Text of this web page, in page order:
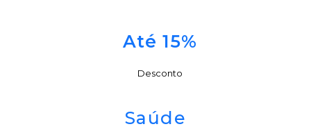
Até 15%
Desconto
Saúde